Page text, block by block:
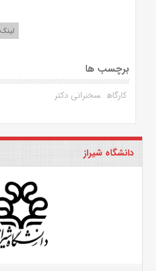
برچسب ها
کارگاه سخنرانی دکتر
دانشگاه شیراز